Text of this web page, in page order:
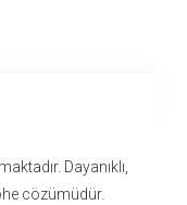
Dayanıklı,
cözümüdür.